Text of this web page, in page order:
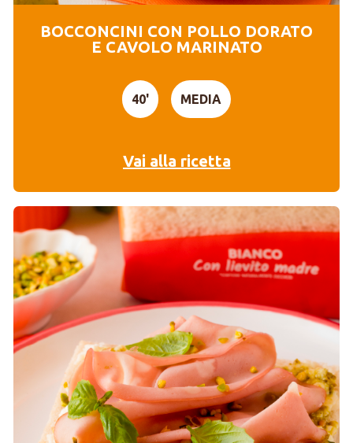
BOCCONCINI CON POLLO DORATO
E CAVOLO MARINATO
40' MEDIA
Vai alla ricetta